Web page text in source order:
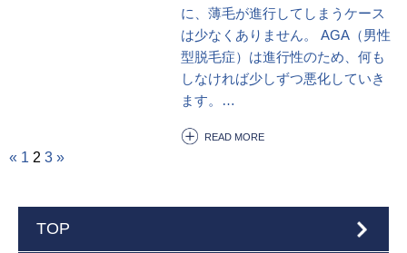
に、薄毛が進行してしまうケース
は少なくありません。 AGA（男性
型脱毛症）は進行性のため、何も
しなければ少しずつ悪化していき
ます。…
READ MORE
« 1 2 3 »
TOP